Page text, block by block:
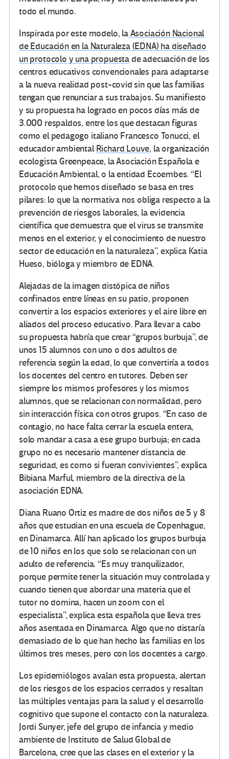
todo el mundo.
Inspirada por este modelo, laAsociación Nacional
de Educación en la Naturaleza (EDNA) ha diseñado
un protocolo y una propuestade adecuación de los
centros educativos convencionales para adaptarse
a la nueva realidad post-covid sin que las familias
tengan que renunciar a sus trabajos. Su manifiesto
y su propuesta ha logrado en pocos días más de
3.000 respaldos, entre los que destacan figuras
como el pedagogo italiano Francesco Tonucci, el
educador ambiental Richard Louve, la organización
ecologista Greenpeace, la Asociación Española e
Educación Ambiental, o la entidad Ecoembes. “El
protocolo que hemos diseñado se basa en tres
pilares: lo que la normativa nos obliga respecto a la
prevención de riesgos laborales, la evidencia
científica que demuestra que el virus se transmite
menos en el exterior, y el conocimiento de nuestro
sector de educación en la naturaleza”, explica Katia
Hueso, bióloga y miembro de EDNA.
Alejadas de la imagen distópica de niños
confinados entre líneas en su patio, proponen
convertir a los espacios exteriores y el aire libre en
aliados del proceso educativo. Para llevar a cabo
su propuesta habría que crear “grupos burbuja”, de
unos 15 alumnos con uno o dos adultos de
referencia según la edad, lo que convertiría a todos
los docentes del centro en tutores. Deben ser
siempre los mismos profesores y los mismos
alumnos, que se relacionan con normalidad, pero
sin interacción física con otros grupos. “En caso de
contagio, no hace falta cerrar la escuela entera,
solo mandar a casa a ese grupo burbuja; en cada
grupo no es necesario mantener distancia de
seguridad, es como si fueran convivientes”, explica
Bibiana Marful, miembro de la directiva de la
asociación EDNA.
Diana Ruano Ortiz es madre de dos niños de 5 y 8
años que estudian en una escuela de Copenhague,
en Dinamarca. Allí han aplicado los grupos burbuja
de 10 niños en los que solo se relacionan con un
adulto de referencia. “Es muy tranquilizador,
porque permite tener la situación muy controlada y
cuando tienen que abordar una materia que el
tutor no domina, hacen un zoom con el
especialista”, explica esta española que lleva tres
años asentada en Dinamarca. Algo que no distaría
demasiado de lo que han hecho las familias en los
últimos tres meses, pero con los docentes a cargo.
Los epidemiólogos avalan esta propuesta, alertan
de los riesgos de los espacios cerrados y resaltan
las múltiples ventajas para la salud y el desarrollo
cognitivo que supone el contacto con la naturaleza.
Jordi Sunyer, jefe del grupo de infancia y medio
ambiente de Instituto de Salud Global de
Barcelona, cree que las clases en el exterior y la